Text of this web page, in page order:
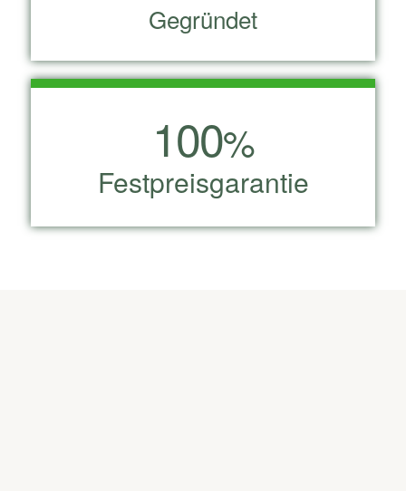
Gegründet
100%
Festpreisgarantie